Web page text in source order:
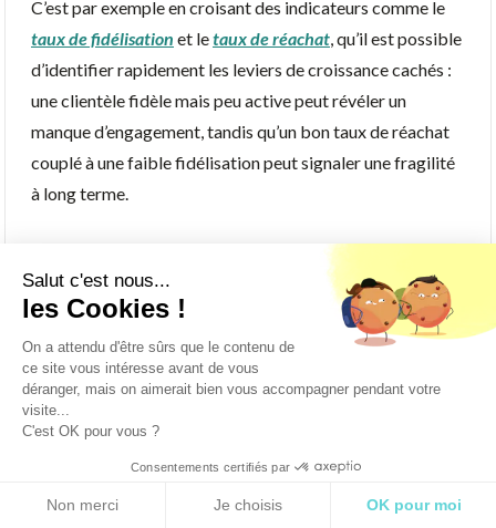
C’est par exemple en croisant des indicateurs comme le
taux de fidélisation et letaux de réachat , qu’il est possible
d’identifier rapidement les leviers de croissance cachés :
une clientèle fidèle mais peu active peut révéler un
manque d’engagement, tandis qu’un bon taux de réachat
couplé à une faible fidélisation peut signaler une fragilité
à long terme.
Un suivi rigoureux et une mise en perspective des motifs
de contact favorisent une approche préventive, plutôt
que curative, des interactions clients. Cela permet aussi
d’engager une logique de suppression des demandes
évitables, en traitant les causes qui en sont à la racine
plutôt que les symptômes.
– Taux d’usage des canaux (email,
Salut c'est nous...
les Cookies !
On a attendu d'être sûrs que le contenu de
ce site vous intéresse avant de vous
déranger, mais on aimerait bien vous accompagner pendant votre
visite...
C'est OK pour vous ?
Consentements certifiés par
Non merci Je choisis OK pour moi